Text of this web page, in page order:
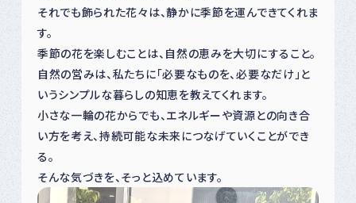
それでも飾られた花々は、静かに季節を運んできてくれま
す。
季節の花を楽しむことは、自然の恵みを大切にすること。
自然の営みは、私たちに「必要なものを、必要なだけ」と
いうシンプルな暮らしの知恵を教えてくれます。
小さな一輪の花からでも、エネルギーや資源との向き合
い方を考え、持続可能な未来につなげていくことができ
る。
そんな気づきを、そっと込めています。